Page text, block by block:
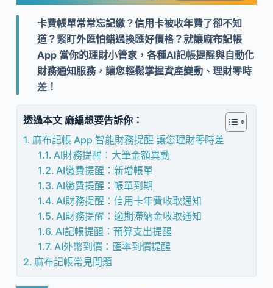
卡費帳單常常忘記繳？信用卡被收年費了卻不知
道？緊盯外匯怕錯過換匯好價格？就讓麻布記帳
App 當你的理財小管家，各種AI記帳提醒與自動化
財務通知服務，讓您輕鬆掌握資產變動、理財零時
差！
透過本文 麻編想要告訴你：
麻布記帳 App 智能財務提醒 讓您理財零時差
AI財務提醒：大筆金額異動
AI繳費提醒：新增帳單
AI繳費提醒：帳單到期
AI財務提醒：信用卡年費收取通知
AI財務提醒：逾期滯納金收取通知
AI記帳提醒：預算支出提醒
AI外幣到價：匯率到價提醒
麻布記帳常見問題